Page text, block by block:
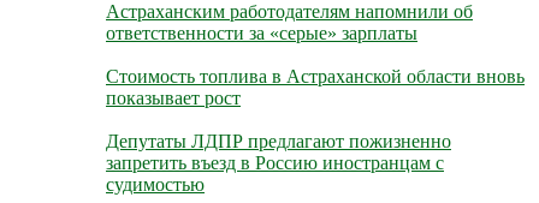
Астраханским работодателям напомнили об
ответственности за «серые» зарплаты
Стоимость топлива в Астраханской области вновь
показывает рост
Депутаты ЛДПР предлагают пожизненно
запретить въезд в Россию иностранцам с
судимостью